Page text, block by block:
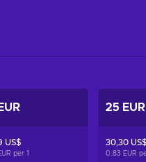
US$
per1
25 EUR
30,30 US$
0.83 EUR